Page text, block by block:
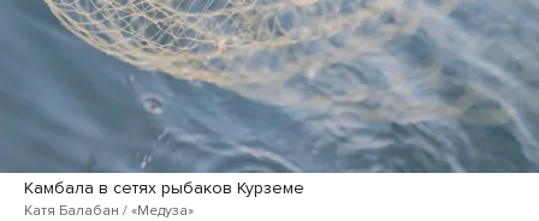
Камбала в сетях рыбаков Курземе
Катя Балабан / «Медуза»